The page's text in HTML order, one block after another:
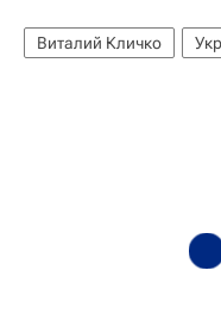
Виталий Кличко